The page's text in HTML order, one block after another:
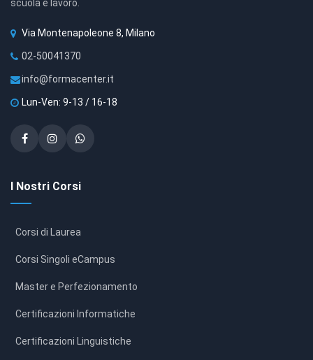
scuola e lavoro.
Via Montenapoleone 8, Milano
02-50041370
info@formacenter.it
Lun-Ven: 9-13 / 16-18
I Nostri Corsi
Corsi di Laurea
Corsi Singoli eCampus
Master e Perfezionamento
Certificazioni Informatiche
Certificazioni Linguistiche